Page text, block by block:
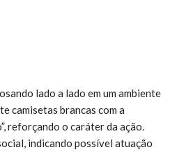
lado a lado em um ambiente
camisetas brancas com a
reforçando o caráter da ação.
indicando possível atuação